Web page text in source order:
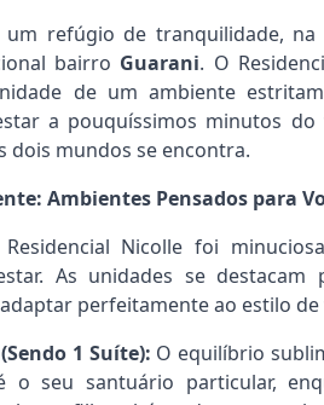
refúgio de tranquilidade, na
bairro Guarani. O
de um ambiente
a pouquíssimos minutos
dois mundos se encontra.
Ambientes Pensados para
Nicolle foi
As unidades se
perfeitamente ao estilo
1 Suíte): O equilíbrio
o seu santuário particular,